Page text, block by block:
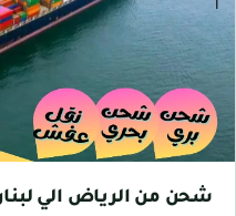
شحن من الرياض الي